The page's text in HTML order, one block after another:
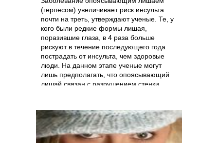
(герпесом) увеличивает риск инсульта
почти на треть, утверждают ученые. Те, у
кого были редкие формы лишая,
поразившие глаза, в 4 раза больше
рискуют в течение последующего года
пострадать от инсульта, чем здоровые
люди. На данном этапе ученые могут
лишь предполагать, что опоясывающий
лишай связан с разрушением стенки